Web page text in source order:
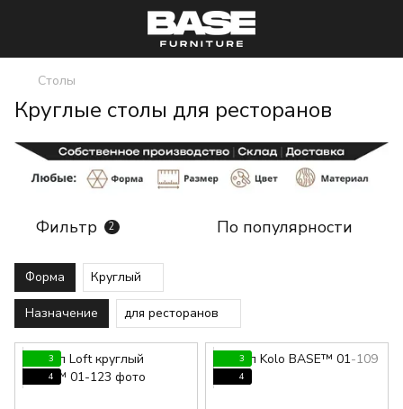
Столы
Круглые столы для ресторанов
Фильтр 2 По популярности
Форма Круглый
Назначение для ресторанов
3
4
3
4